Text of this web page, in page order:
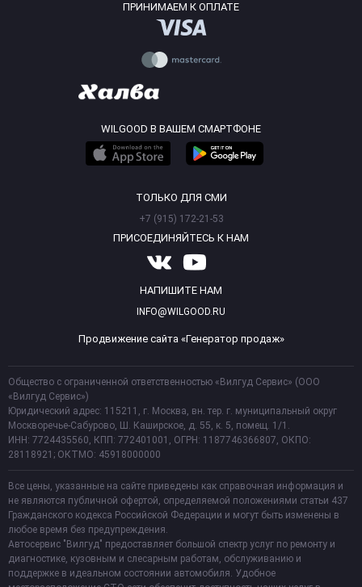
ПРИНИМАЕМ К ОПЛАТЕ
WILGOOD В ВАШЕМ СМАРТФОНЕ
ТОЛЬКО ДЛЯ СМИ
+7 (915) 172-21-53
ПРИСОЕДИНЯЙТЕСЬ К НАМ
НАПИШИТЕ НАМ
INFO@WILGOOD.RU
Продвижение сайта «Генератор продаж»
Общество с ограниченной ответственностью «Вилгуд Сервис» (ООО
«Вилгуд Сервис»)
Юридический адрес: 115211, г. Москва, вн. тер. г. муниципальный округ
Москворечье-Сабурово, Ш. Каширское, д. 55, к. 5, помещ. 1/1.
ИНН: 7724435560, КПП: 772401001, ОГРН: 1187746366807, ОКПО:
28118921; ОКТМО: 45918000000
Все цены, указанные на сайте приведены как справочная информация и
не являются публичной офертой, определяемой положениями статьи 437
Гражданского кодекса Российской Федерации и могут быть изменены в
любое время без предупреждения.
Автосервис "Вилгуд" предоставляет большой спектр услуг по ремонту и
диагностике, кузовным и слесарным работам, обслуживанию и
поддержке в идеальном состоянии автомобиля. Удобное